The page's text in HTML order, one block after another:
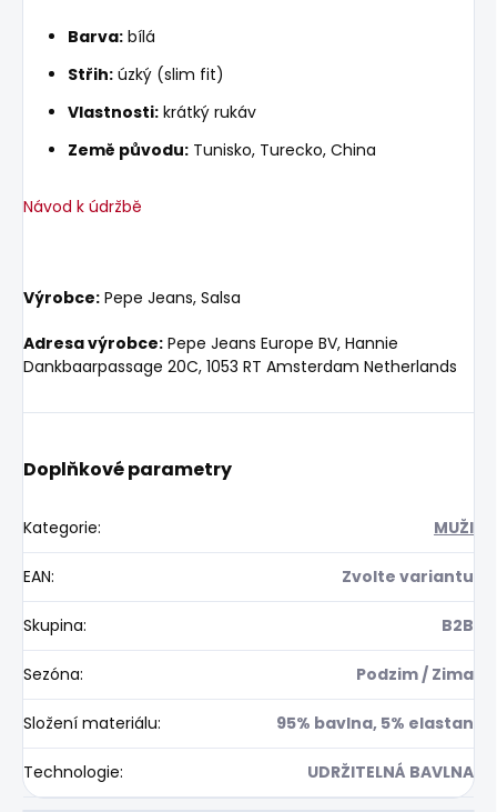
Barva: bílá
Střih: úzký (slim fit)
Vlastnosti: krátký rukáv
Země původu: Tunisko, Turecko, China
Návod k údržbě
Výrobce: Pepe Jeans, Salsa
Adresa výrobce: Pepe Jeans Europe BV, Hannie
Dankbaarpassage 20C, 1053 RT Amsterdam Netherlands
Doplňkové parametry
Kategorie: MUŽI
EAN: Zvolte variantu
Skupina: B2B
Sezóna: Podzim / Zima
Složení materiálu: 95% bavlna, 5% elastan
Technologie: UDRŽITELNÁ BAVLNA